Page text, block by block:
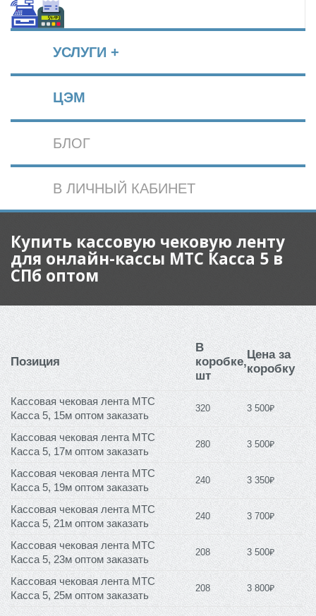
УСЛУГИ +
ЦЭМ
БЛОГ
В ЛИЧНЫЙ КАБИНЕТ
Купить кассовую чековую ленту
для онлайн-кассы МТС Касса 5 в
СПб оптом
Позиция
В
коробке,
шт
Цена за
коробку
Кассовая чековая лента МТС
Касса 5, 15м оптом заказать
320 3 500₽
Кассовая чековая лента МТС
Касса 5, 17м оптом заказать
280 3 500₽
Кассовая чековая лента МТС
Касса 5, 19м оптом заказать
240 3 350₽
Кассовая чековая лента МТС
Касса 5, 21м оптом заказать
240 3 700₽
Кассовая чековая лента МТС
Касса 5, 23м оптом заказать
208 3 500₽
Кассовая чековая лента МТС
Касса 5, 25м оптом заказать
208 3 800₽